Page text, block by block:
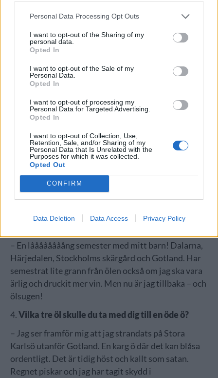
Personal Data Processing Opt Outs
I want to opt-out of the Sharing of my
personal data.
Opted In
I want to opt-out of the Sale of my
Personal Data.
Opted In
I want to opt-out of processing my
Personal Data for Targeted Advertising.
Opted In
I want to opt-out of Collection, Use,
Retention, Sale, and/or Sharing of my
Personal Data that Is Unrelated with the
Purposes for which it was collected.
Opted Out
CONFIRM
Data Deletion Data Access Privacy Policy
– Det är jag övertygad om. Även om vi till en början
kommer att lida av kollektiv bacillskräck tror jag
innerst inne att vi alla längtar efter att trängas på
immiga barer, kramas med nyfunna vänner och
dricka ur varandras glas. Däremot är jag rätt
tveksam till att det fullt ut kommer att bli verklighet
redan nu i höst…
3. Vad ska bli eller har varit det bästa med
– En låååååååång semester med mitt barn! Dalarna,
Härjedalen, Stockholms skärgård och Gotland. Har
semestrat lite grann från ölen också om jag ska vara
ärlig och druckit mer vin. Men nu är jag tillbaka – och
ölsugen!
4.Vilka tre öl skulle du ta med dig till en öde ö?
– Jag ser framför mig att jag strandats på Stora
Karlsö utanför Gotland. En karg ö där det kan blåsa
ordentligt. Det är tidig höst och kallt som satan.
Regnet piskar och jag har tagit skydd i